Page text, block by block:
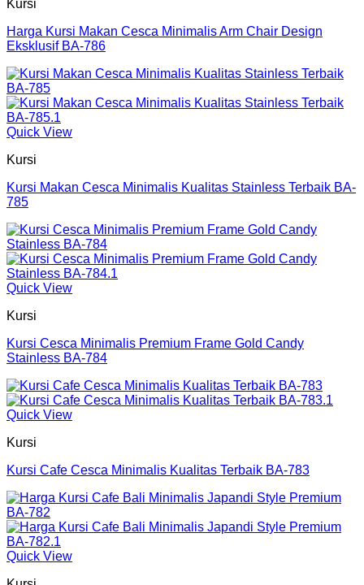
Kursi
Harga Kursi Makan Cesca Minimalis Arm Chair Design
Eksklusif BA-786
Quick View
Kursi
Kursi Makan Cesca Minimalis Kualitas Stainless Terbaik BA-
785
Quick View
Kursi
Kursi Cesca Minimalis Premium Frame Gold Candy
Stainless BA-784
Quick View
Kursi
Kursi Cafe Cesca Minimalis Kualitas Terbaik BA-783
Quick View